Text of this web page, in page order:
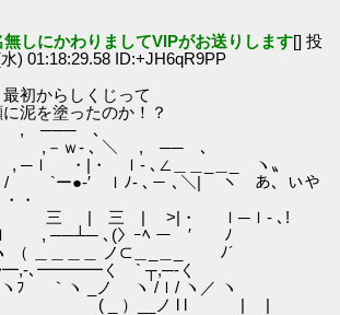
無しにかわりましてVIPがお送りします[] 投
) 01:18:29.58 ID:+JH6qR9PP
からしくじって
を塗ったのか！？
､
- ､ ＼ , ── ､
・ ｌ- ､∠＿＿_＿_ ヽ〟
′ ｌﾉ- ､－ ､＼| ヽ あ、いや
・
三 | >|・ ｌ─ｌ- ､!
､(〉ｰﾍ ー ′ ﾉ
＿＿＿＿ ノ⊂＿_＿_ ﾉ´
━━━━く ` ┬,─‐く
｀ヽ _ノ ヽ /ｌ/ ヽ／ ヽ
__ノ l l | |